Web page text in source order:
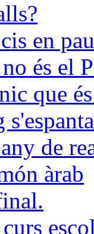
en
és el
que és
s'espanta
de
àrab